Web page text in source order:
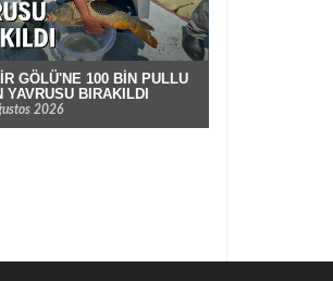
GÖLÜ'NE 100 BİN PULLU
YAVRUSU BIRAKILDI
2026